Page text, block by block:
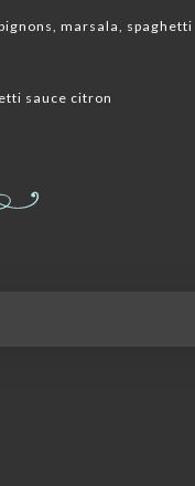
marsala, spaghetti
sauce citron